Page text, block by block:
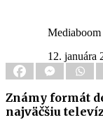
Mediaboom
12. januára
Známy formát
najväčšiu